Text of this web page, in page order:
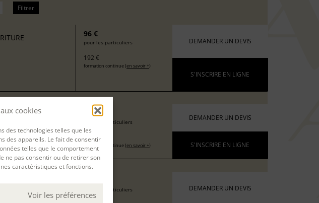
cookies
des technologies telles que les
des appareils. Le fait de consentir
telles que le comportement
ne pas consentir ou de retirer son
caractéristiques et fonctions.
Voir les préférences
Filtrer
96 €
pour les particuliers
192 €
formation continue (en savoir +)
DEMANDER UN DEVIS
S'INSCRIRE EN LIGNE
136 €
pour les particuliers
272 €
formation continue (en savoir +)
DEMANDER UN DEVIS
S'INSCRIRE EN LIGNE
pour les particuliers DEMANDER UN DEVIS